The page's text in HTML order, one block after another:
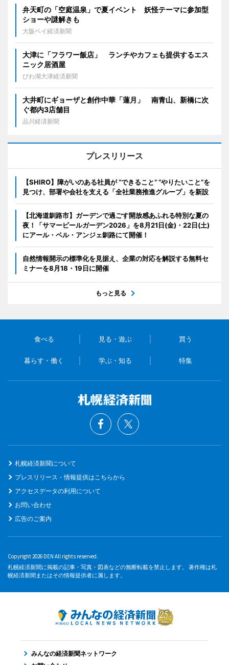
弁天町の「空庭温泉」で夏イベント 妖怪テーマに参加型
ショーや謎解きも
大阪ベイ経済新聞
大津に「フラワー飯店」 ランチやカフェも提供するエス
ニック居酒屋
びわ湖大津経済新聞
大井町にギョーザと創作中華「蓮月」 南青山、新橋に次
ぐ都内3店舗目
品川経済新聞
プレスリリース
【SHIRO】障がいのある社員が “できること” “やりたいこと”を
見つけ、部署や会社を支える「全社業務推進グループ」を新設
【北海道釧路市】ガーデンで過ごす開放感あふれる特別な夏の
夜！「サマービールガーデン2026」を8月21日(金)・22日(土)
にアール・ベル・アンジェ釧路にて開催！
自然情報開示の標準化を見据え、企業の対応を解説する無料セ
ミナーを8月18・19日に開催
もっと見る
食べる 見る・遊ぶ 買う
暮らす・働く 学ぶ・知る 特集
札幌経済新聞について
プレスリリース・情報提供はこちらから
アクセスデータの利用について
お問い合わせ
広告のご案内
Copyright 2026 DEN All rights reserved.
札幌経済新聞に掲載の記事・写真・図表などの無断転載を禁止します。 著作権は札
幌経済新聞またはその情報提供者に属します。
みんなの経済新聞ネットワーク